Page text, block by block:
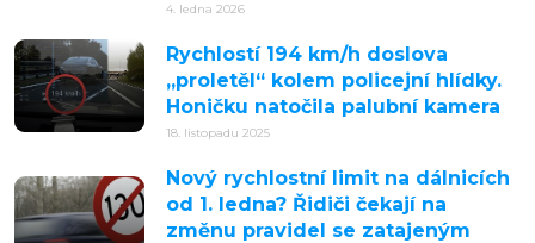
4. ledna 2026
Rychlostí 194 km/h doslova
„proletěl“ kolem policejní hlídky.
Honičku natočila palubní kamera
18. listopadu 2025
Nový rychlostní limit na dálnicích
od 1. ledna? Řidiči čekají na
změnu pravidel se zatajeným